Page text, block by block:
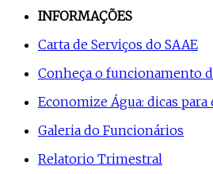
INFORMAÇÕES
Carta de Serviços do SAAE
Conheça o funcionamento
Economize Água: dicas
Galeria do Funcionários
Relatorio Trimestral